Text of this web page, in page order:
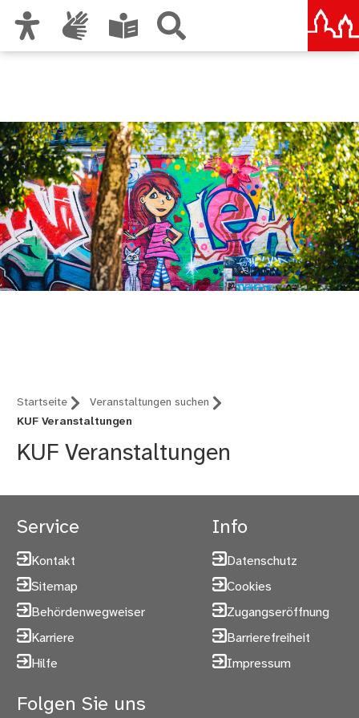
Startseite
Veranstaltungen suchen
KUF Veranstaltungen
KUF Veranstaltungen
Service
Kontakt
Sitemap
Behördenwegweiser
Karriere
Hilfe
Info
Datenschutz
Cookies
Zugangseröffnung
Barrierefreiheit
Impressum
Folgen Sie uns